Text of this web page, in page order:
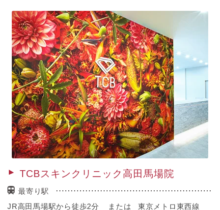
TCBスキンクリニック高田馬場院
最寄り駅
JR高田馬場駅から徒歩2分 または 東京メトロ東西線